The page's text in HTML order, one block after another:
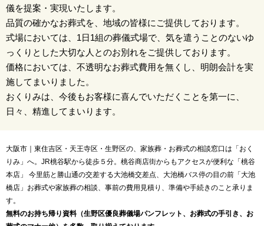
儀を提案・実現いたします。
品質の確かなお葬式を、地域の皆様にご提供しております。
式場においては、1日1組の葬儀式場で、気を遣うことのないゆ
っくりとした大切な人とのお別れをご提供しております。
価格においては、不透明なお葬式費用を無くし、明朗会計を実
施してまいりました。
おくりみは、今後もお客様に喜んでいただくことを第一に、
日々、精進してまいります。
大阪市｜東住吉区・天王寺区・生野区の、家族葬・お葬式の相談窓口は「おく
りみ」へ。JR桃谷駅から徒歩５分。桃谷商店街からもアクセスが便利な「桃谷
本店」 今里筋と勝山通の交差する大池橋交差点、大池橋バス停の目の前「大池
橋店」お葬式や家族葬の相談、事前の費用見積り、準備や手続きのこと承りま
す。
無料のお持ち帰り資料（生野区優良葬儀場パンフレット、お葬式の手引き、お